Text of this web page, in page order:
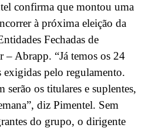
confirma que montou uma
à próxima eleição da
Fechadas de
– Abrapp. “Já temos os 24
exigidas pelo regulamento.
os titulares e suplentes,
diz Pimentel. Sem
do grupo, o dirigente